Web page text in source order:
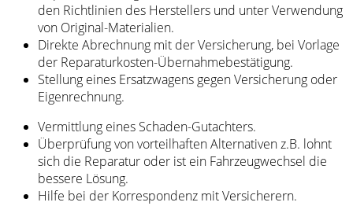
den Richtlinien des Herstellers und unter Verwendung
von Original-Materialien.
Direkte Abrechnung mit der Versicherung, bei Vorlage
der Reparaturkosten-Übernahmebestätigung.
Stellung eines Ersatzwagens gegen Versicherung oder
Eigenrechnung.
Vermittlung eines Schaden-Gutachters.
Überprüfung von vorteilhaften Alternativen z.B. lohnt
sich die Reparatur oder ist ein Fahrzeugwechsel die
bessere Lösung.
Hilfe bei der Korrespondenz mit Versicherern.